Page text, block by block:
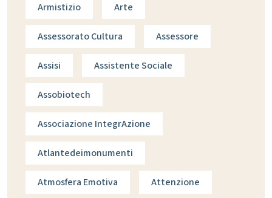
Armistizio Arte
Assessorato Cultura Assessore
Assisi Assistente Sociale
Assobiotech
Associazione IntegrAzione
Atlantedeimonumenti
Atmosfera Emotiva Attenzione